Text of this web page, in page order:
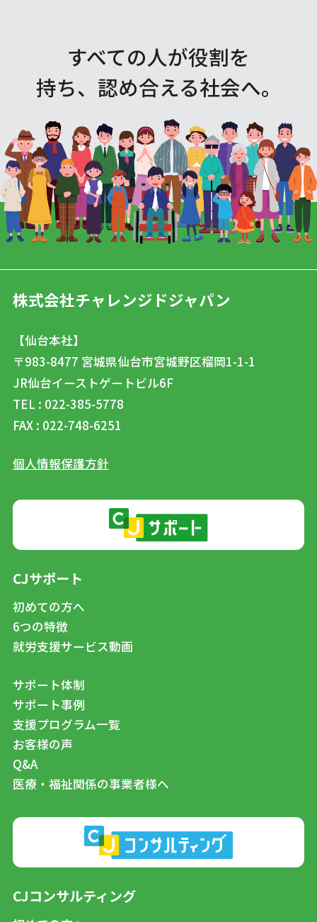
すべての人が役割を
持ち、認め合える社会へ。
株式会社チャレンジドジャパン
【仙台本社】
〒983-8477 宮城県仙台市宮城野区榴岡1-1-1
JR仙台イーストゲートビル6F
TEL : 022-385-5778
FAX : 022-748-6251
個人情報保護方針
CJサポート
初めての方へ
6つの特徴
就労支援サービス動画
サポート体制
サポート事例
支援プログラム一覧
お客様の声
Q&A
医療・福祉関係の事業者様へ
CJコンサルティング